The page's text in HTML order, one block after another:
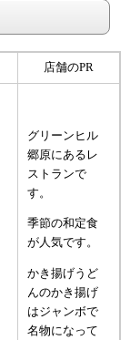
店舗のPR
グリーンヒル
郷原にあるレ
ストランで
す。
季節の和定食
が人気です。
かき揚げうど
んのかき揚げ
はジャンボで
名物になって